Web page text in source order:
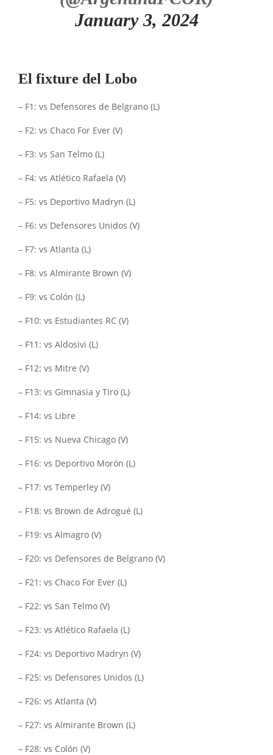
January 3, 2024
El fixture del Lobo
– F1: vs Defensores de Belgrano (L)
– F2: vs Chaco For Ever (V)
– F3: vs San Telmo (L)
– F4: vs Atlético Rafaela (V)
– F5: vs Deportivo Madryn (L)
– F6: vs Defensores Unidos (V)
– F7: vs Atlanta (L)
– F8: vs Almirante Brown (V)
– F9: vs Colón (L)
– F10: vs Estudiantes RC (V)
– F11: vs Aldosivi (L)
– F12: vs Mitre (V)
– F13: vs Gimnasia y Tiro (L)
– F14: vs Libre
– F15: vs Nueva Chicago (V)
– F16: vs Deportivo Morón (L)
– F17: vs Temperley (V)
– F18: vs Brown de Adrogué (L)
– F19: vs Almagro (V)
– F20: vs Defensores de Belgrano (V)
– F21: vs Chaco For Ever (L)
– F22: vs San Telmo (V)
– F23: vs Atlético Rafaela (L)
– F24: vs Deportivo Madryn (V)
– F25: vs Defensores Unidos (L)
– F26: vs Atlanta (V)
– F27: vs Almirante Brown (L)
– F28: vs Colón (V)